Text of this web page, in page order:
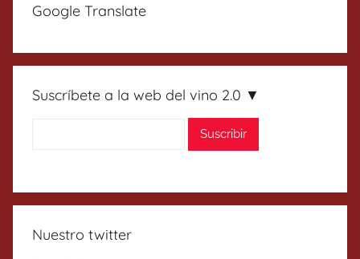
Google Translate
Suscríbete a la web del vino 2.0 ▼
Nuestro twitter